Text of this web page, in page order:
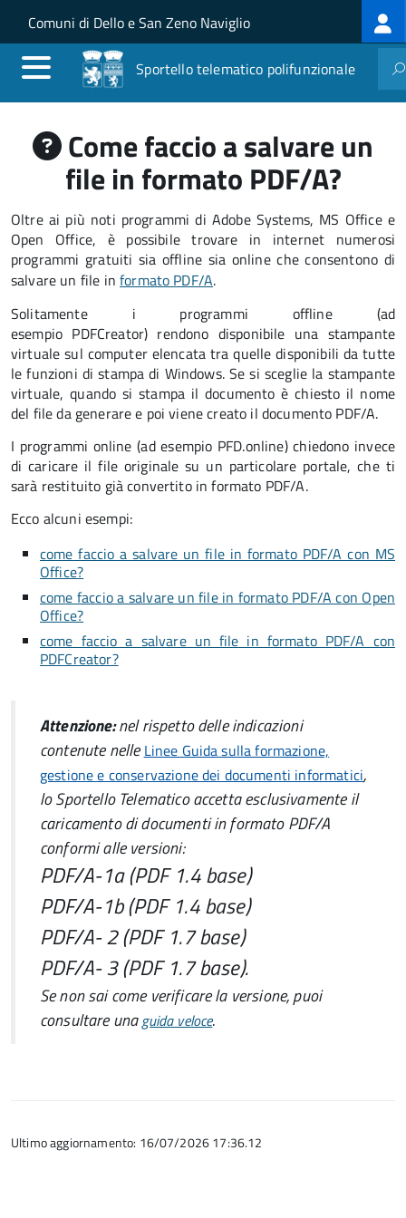
Salta al contenuto principale
Skip to site navigation
Comuni di Dello e San Zeno Naviglio
Sportello telematico polifunzionale
Come faccio a salvare un
file in formato PDF/A?
Oltre ai più noti programmi di Adobe Systems, MS Office e
Open Office, è possibile trovare in internet numerosi
programmi gratuiti sia offline sia online che consentono di
salvare un file informato PDF/A.
Solitamente i programmi offline (ad
esempio PDFCreator) rendono disponibile una stampante
virtuale sul computer elencata tra quelle disponibili da tutte
le funzioni di stampa di Windows. Se si sceglie la stampante
virtuale, quando si stampa il documento è chiesto il nome
del file da generare e poi viene creato il documento PDF/A.
I programmi online (ad esempio PFD.online) chiedono invece
di caricare il file originale su un particolare portale, che ti
sarà restituito già convertito in formato PDF/A.
Ecco alcuni esempi:
come faccio a salvare un file in formato PDF/A con MS
Office?
come faccio a salvare un file in formato PDF/A con Open
Office?
come faccio a salvare un file in formato PDF/A con
PDFCreator?
Attenzione:nel rispetto delle indicazioni
contenute nelle Linee Guida sulla formazione,
gestione e conservazione dei documenti informatici,
lo Sportello Telematico accetta esclusivamente il
caricamento di documenti in formato PDF/A
conformi alle versioni:
PDF/A-1a (PDF 1.4 base)
PDF/A-1b (PDF 1.4 base)
PDF/A- 2 (PDF 1.7 base)
PDF/A- 3 (PDF 1.7 base).
Se non sai come verificare la versione, puoi
consultare unaguida veloce.
Ultimo aggiornamento: 16/07/2026 17:36.12